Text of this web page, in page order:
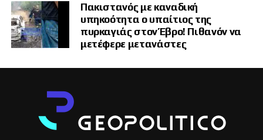
Πακιστανός με καναδική
υπηκοότητα ο υπαίτιος της
πυρκαγιάς στον Έβρο! Πιθανόν να
μετέφερε μετανάστες